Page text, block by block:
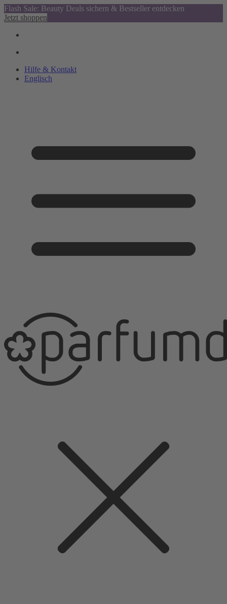
Flash Sale: Beauty Deals sichern & Bestseller entdecken
Jetzt shoppen
Hilfe & Kontakt
Englisch